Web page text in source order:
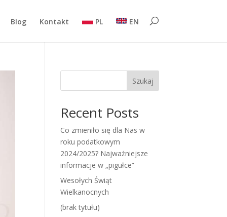
Blog Kontakt PL EN
Szukaj
Recent Posts
Co zmieniło się dla Nas w
roku podatkowym
2024/2025? Najważniejsze
informacje w „pigułce”
Wesołych Świąt
Wielkanocnych
(brak tytułu)